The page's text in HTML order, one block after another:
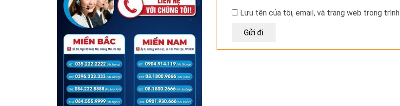
Lưu tên của tôi, email, và trang web trong